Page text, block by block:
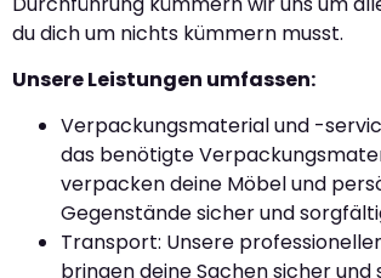
du dich um nichts kümmern musst.
Unsere Leistungen umfassen:
Verpackungsmaterial und -
das benötigte
verpacken deine Möbel und
Gegenstände sicher und
Transport: Unsere
bringen deine Sachen sicher und